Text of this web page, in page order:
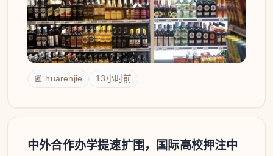
📰 huarenjie 13小时前
中外合作办学提速扩围，国际高校押注中